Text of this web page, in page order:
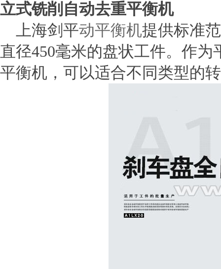
立式铣削自动去重平衡机
上海剑平动平衡机提供标准
直径450毫米的盘状工件。作
平衡机，可以适合不同类型的